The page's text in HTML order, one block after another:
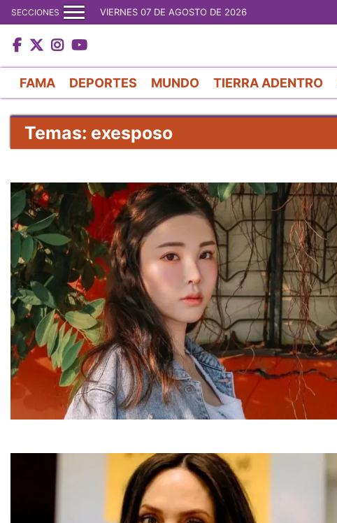
SECCIONES VIERNES 07 DE AGOSTO DE 2026
FAMA DEPORTES MUNDO TIERRA ADENTRO
Temas: exesposo